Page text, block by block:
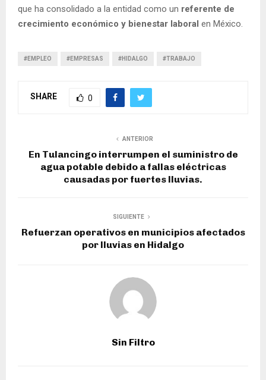
que ha consolidado a la entidad como un referente de
crecimiento económico y bienestar laboral en México.
#EMPLEO #EMPRESAS #HIDALGO #TRABAJO
SHARE 0
ANTERIOR
En Tulancingo interrumpen el suministro de
agua potable debido a fallas eléctricas
causadas por fuertes lluvias.
SIGUIENTE
Refuerzan operativos en municipios afectados
por lluvias en Hidalgo
Sin Filtro